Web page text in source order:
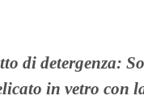
di detergenza:
in vetro con